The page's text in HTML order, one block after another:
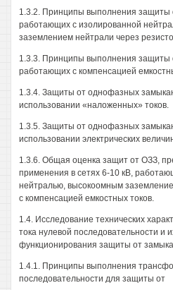
1.3.2. Принципы выполнения защиты
работающих с изолированной
заземлением нейтрали через
1.3.3. Принципы выполнения защиты
работающих с компенсацией
1.3.4. Защиты от однофазных
использовании «наложенных» токов.
1.3.5. Защиты от однофазных
использовании электрических
1.3.6. Общая оценка защит от ОЗЗ,
применения в сетях 6-10 кВ,
нейтралью, высокоомным
с компенсацией емкостных токов.
1.4. Исследование технических
тока нулевой последовательности и
функционирования защиты от
1.4.1. Принципы выполнения
последовательности для защиты от